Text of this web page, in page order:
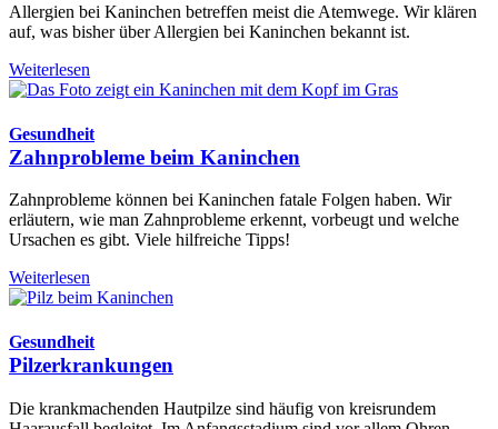
Allergien bei Kaninchen betreffen meist die Atemwege. Wir klären
auf, was bisher über Allergien bei Kaninchen bekannt ist.
Weiterlesen
Gesundheit
Zahnprobleme beim Kaninchen
Zahnprobleme können bei Kaninchen fatale Folgen haben. Wir
erläutern, wie man Zahnprobleme erkennt, vorbeugt und welche
Ursachen es gibt. Viele hilfreiche Tipps!
Weiterlesen
Gesundheit
Pilzerkrankungen
Die krankmachenden Hautpilze sind häufig von kreisrundem